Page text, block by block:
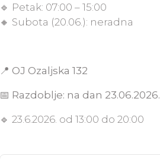
🔹 Petak: 07:00 – 15:00
🔸 Subota (20.06.): neradna
📍 OJ Ozaljska 132
📅 Razdoblje: na dan 23.06.2026.
🔹 23.6.2026. od 13:00 do 20:00